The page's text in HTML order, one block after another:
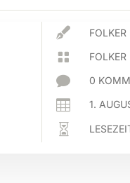

 FOLKER
 0
 1.
